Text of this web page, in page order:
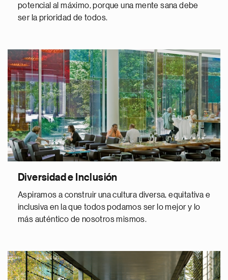
potencial al máximo, porque una mente sana debe
ser la prioridad de todos.
Diversidad e Inclusión
Aspiramos a construir una cultura diversa, equitativa e
inclusiva en la que todos podamos ser lo mejor y lo
más auténtico de nosotros mismos.